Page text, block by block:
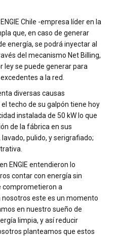
Chile -empresa líder en la
que, en caso de generar
energía, se podrá inyectar al
del mecanismo Net Billing,
ley se puede generar para
a la red.
diversas causas
techo de su galpón tiene hoy
instalada de 50 kW lo que
de la fábrica en sus
pulido, y serigrafiado;
ENGIE entendieron lo
contar con energía sin
comprometieron a
este es un momento
en nuestro sueño de
limpia, y así reducir
planteamos que estos